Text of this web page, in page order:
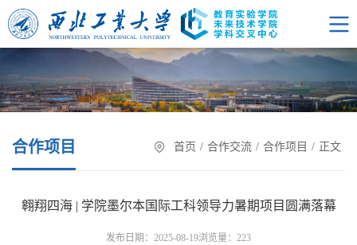
合作项目 首页 / 合作交流 / 合作项目 / 正文
翱翔四海 | 学院墨尔本国际工科领导力暑期项目圆满落幕
发布日期：2025-08-19浏览量： 223